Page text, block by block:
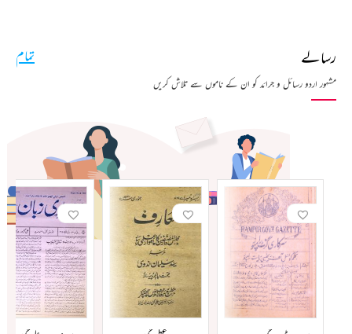
رسالے
مشہور اردو رسائل و جرائد کو ان کے ناموں سے تلاش کریں
تمام